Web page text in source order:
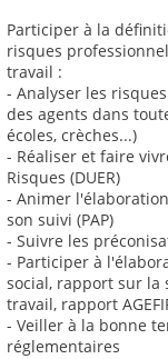
Participer à la
risques
travail :
- Analyser les
des agents dans
écoles, crèches...)
- Réaliser et faire
Risques (DUER)
- Animer
son suivi (PAP)
- Suivre les
- Participer à
social, rapport sur la
travail, rapport
- Veiller à la bonne
réglementaires